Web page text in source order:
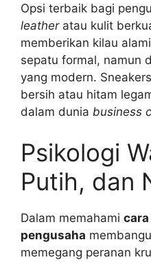
Opsi terbaik bagi
leatheratau kulit
memberikan kilau
sepatu formal, namun
yang modern.
bersih atau hitam
dalam dunia business
Psikologi
Putih, dan
Dalam memahami
pengusaha
memegang peranan